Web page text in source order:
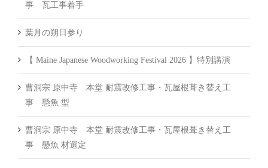
事 瓦工事着手
葉月の朔日参り
【 Maine Japanese Woodworking Festival 2026 】特別講演
曹洞宗 原中寺 本堂 耐震改修工事・瓦屋根葺き替え工
事 懸魚 型
曹洞宗 原中寺 本堂 耐震改修工事・瓦屋根葺き替え工
事 懸魚 材選定